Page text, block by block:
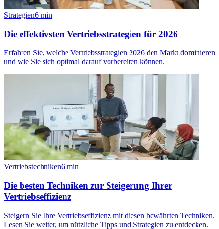
Strategien6 min
Die effektivsten Vertriebsstrategien für 2026
Erfahren Sie, welche Vertriebsstrategien 2026 den Markt dominieren
und wie Sie sich optimal darauf vorbereiten können.
Vertriebstechniken6 min
Die besten Techniken zur Steigerung Ihrer
Vertriebseffizienz
Steigern Sie Ihre Vertriebseffizienz mit diesen bewährten Techniken.
Lesen Sie weiter, um nützliche Tipps und Strategien zu entdecken.